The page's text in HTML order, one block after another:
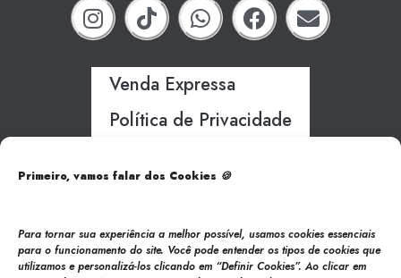
Primeiro, vamos falar dos Cookies 🍪
Para tornar sua experiência a melhor possível, usamos cookies essenciais
para o funcionamento do site. Você pode entender os tipos de cookies que
utilizamos e personalizá-los clicando em “Definir Cookies”. Ao clicar em
Venda Expressa
Política de Privacidade
Formas de Pagamento: